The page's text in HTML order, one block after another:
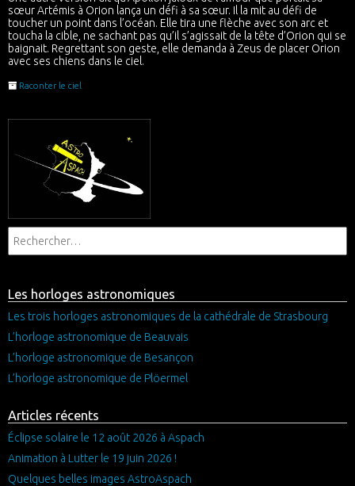
sœur Artémis à Orion lança un défi à sa sœur. Il la mit au défi de
toucher un point dans l’océan. Elle tira une flèche avec son arc et
toucha la cible, ne sachant pas qu’il s’agissait de la tête d’Orion qui se
baignait. Regrettant son geste, elle demanda à Zeus de placer Orion
avec ses chiens dans le ciel.
Raconter le ciel
Les horloges astronomiques
Les trois horloges astronomiques de la cathédrale de Strasbourg
L’horloge astronomique de Beauvais
L’horloge astronomique de Besançon
L’horloge astronomique de Plöermel
Articles récents
Éclipse solaire le 12 août 2026 à Aspach
Animation à Lutter le 19 juin 2026 !
Quelques belles images AstroAspach